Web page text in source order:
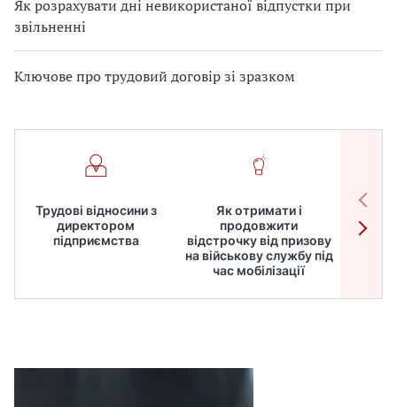
Як розрахувати дні невикористаної відпустки при
звільненні
Ключове про трудовий договір зі зразком
Трудові відносини з
директором
підприємства
Як отримати і
продовжити
відстрочку від призову
на військову службу під
час мобілізації